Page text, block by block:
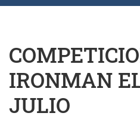
IRONMAN
JULIO